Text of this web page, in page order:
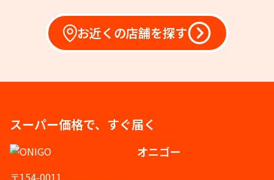
お近くの店舗を探す
スーパー価格で、すぐ届く
オニゴー